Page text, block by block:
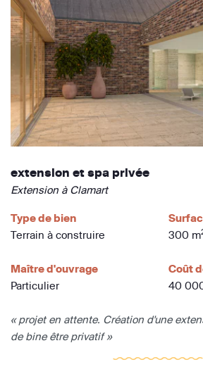
extension et spa privée
Extension à Clamart
Type de bien
Terrain à construire
300 m
Maître d'ouvrage
Particulier
Coût
40
« projet en attente. Création d'une
de bine être privatif »